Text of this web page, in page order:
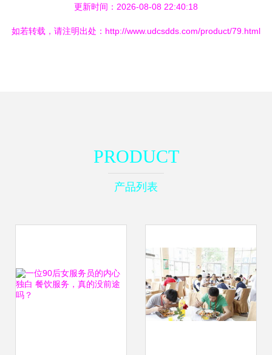
更新时间：2026-08-08 22:40:18
如若转载，请注明出处：http://www.udcsdds.com/product/79.html
PRODUCT
产品列表